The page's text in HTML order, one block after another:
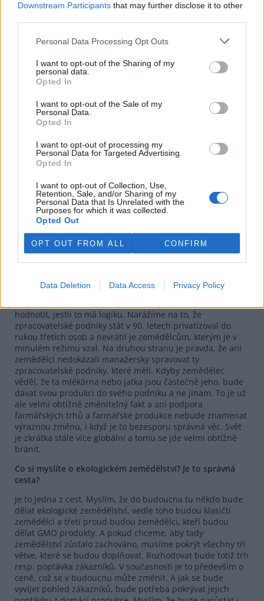
Downstream Participants that may further disclose it to other
Personal Data Processing Opt Outs
I want to opt-out of the Sharing of my
personal data.
Opted In
I want to opt-out of the Sale of my
Personal Data.
Opted In
I want to opt-out of processing my
Personal Data for Targeted Advertising.
Opted In
I want to opt-out of Collection, Use,
Retention, Sale, and/or Sharing of my
Personal Data that Is Unrelated with the
Purposes for which it was collected.
Opted Out
OPT OUT FROM ALL CONFIRM
Data Deletion Data Access Privacy Policy
"Myslím, že do budoucna tu někdo bude dělat ekologické
zemědělství, vedle toho budou klasičtí zemědělci a třetí proud
budou zemědělci, kteří budou dělat GMO produkty," myslí si
Martin Pýcha.
Licence | Některá práva vyhrazena
Podle statistik ČR v roce 2009 dovezla 112 tisíc tun
brambor a vyvezla 43 tisíc tun. Také dovezla 61 tisíc tun
To je trh a obchod. Potřebujete prodat a přijde-li nabídka
hodnotit, jestli to má logiku. Narážíme na to, že
zpracovatelské podniky stát v 90. letech privatizoval do
rukou třetích osob a nevrátil je zemědělcům, kterým je v
minulém režimu vzal. Na druhou stranu je pravda, že ani
zemědělci nedokázali manažersky spravovat ty
zpracovatelské podniky, které měli. Kdyby zemědělec
věděl, že ta mlékárna nebo jatka jsou částečně jeho, bude
dávat svou produkci do svého podniku a ne jinam. To je už
ale velmi obtížně změnitelný fakt a ani podpora
farmářských trhů a farmářské produkce nebude znamenat
výraznou změnu, i když je to bezesporu správná věc. Svět
je zkrátka stále více globální a tomu se jde velmi obtížně
bránit.
Co si myslíte o ekologickém zemědělství? Je to správná
cesta?
Je to jedna z cest. Myslím, že do budoucna tu někdo bude
dělat ekologické zemědělství, vedle toho budou klasičtí
zemědělci a třetí proud budou zemědělci, kteří budou
dělat GMO produkty. A pokud chceme, aby tady
zemědělství zůstalo zachováno, musíme pokrýt všechny tři
větve, které se budou doplňovat. Rozhodovat bude totiž trh
resp. poptávka zákazníků. V současnosti je to především o
ceně, což se v budoucnu může změnit. A jak se bude
vyvíjet pohled zákazníků, bude potřeba pokrývat jejich